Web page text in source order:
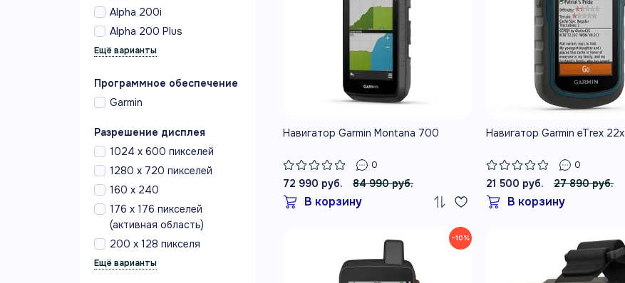
Alpha 200i
Alpha 200 Plus
Программное обеспечение
Garmin
Разрешение дисплея
1024 х 600 пикселей
1280 х 720 пикселей
160 x 240
176 х 176 пикселей
(активная область)
200 x 128 пикселя
Навигатор Garmin Montana 700
0
72 990 руб. 84 990 руб.
В корзину
Навигатор Garmin eTrex 22x
0
21 500 руб. 27 890 руб.
В корзину
−10%